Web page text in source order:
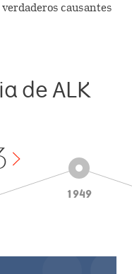
causantes
de ALK
1949